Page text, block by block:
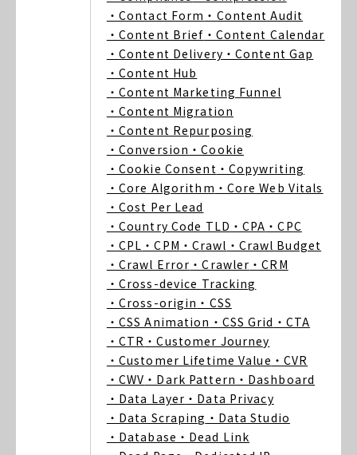
・Contact Form ・Content Audit
・Content Brief ・Content Calendar
・Content Delivery ・Content Gap
・Content Hub
・Content Marketing Funnel
・Content Migration
・Content Repurposing
・Conversion ・Cookie
・Cookie Consent ・Copywriting
・Core Algorithm ・Core Web Vitals
・Cost Per Lead
・Country Code TLD ・CPA ・CPC
・CPL ・CPM ・Crawl ・Crawl Budget
・Crawl Error ・Crawler ・CRM
・Cross-device Tracking
・Cross-origin ・CSS
・CSS Animation ・CSS Grid ・CTA
・CTR ・Customer Journey
・Customer Lifetime Value ・CVR
・CWV ・Dark Pattern ・Dashboard
・Data Layer ・Data Privacy
・Data Scraping ・Data Studio
・Database ・Dead Link